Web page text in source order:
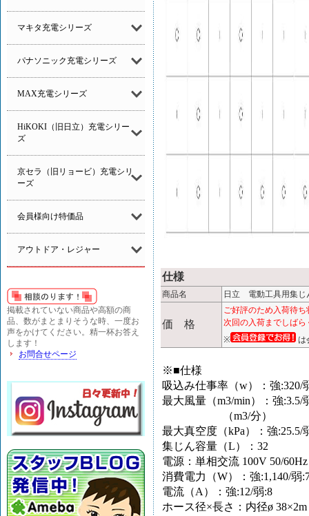
マキタ充電シリーズ
パナソニック充電シリーズ
MAX充電シリーズ
HiKOKI（旧日立）充電シリー
ズ
京セラ（旧リョービ）充電シリ
ーズ
会員様向け特価品
アウトドア・レジャー
掲載されていない商品や高額の商
品、数がまとまりそうな時、一度お
声をかけてください。精一杯お答え
します！
お問合せページ
仕様
商品名 日立 電動工具用集
価 格
ご好評のため入荷待ち
次回の入荷までしば
※
は
※■仕様
吸込み仕事率（w）：強:320/
最大風量（m3/min）：強:3.5/
（m3/分）
最大真空度（kPa）：強:25.5/
集じん容量（L）：32
電源：単相交流 100V 50/60Hz
消費電力（W）：強:1,140/弱
電流（A）：強:12/弱:8
ホース径×長さ：内径ø